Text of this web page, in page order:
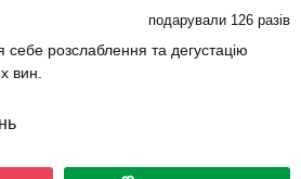
подарували 126 разів
себе розслаблення та дегустацію
вин.